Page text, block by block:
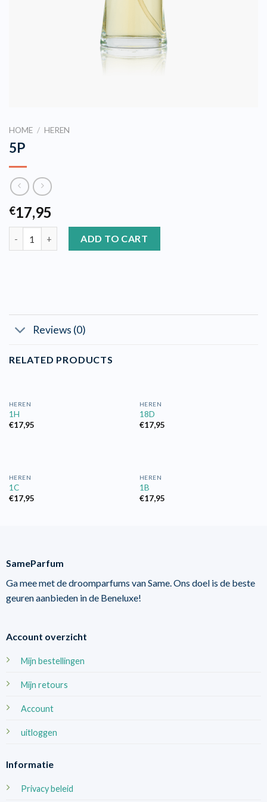
HOME / HEREN
5P
€17,95
ADD TO CART
Reviews (0)
RELATED PRODUCTS
HEREN
1H
€17,95
HEREN
18D
€17,95
HEREN
1C
€17,95
HEREN
1B
€17,95
SameParfum
Ga mee met de droomparfums van Same. Ons doel is de beste
geuren aanbieden in de Beneluxe!
Account overzicht
Mijn bestellingen
Mijn retours
Account
uitloggen
Informatie
Privacy beleid